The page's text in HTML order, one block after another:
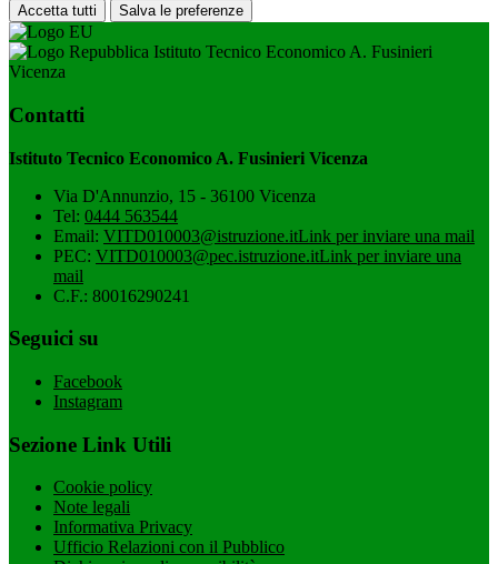
Accetta tutti Salva le preferenze
Istituto Tecnico Economico A. Fusinieri
Vicenza
Contatti
Istituto Tecnico Economico A. Fusinieri Vicenza
Via D'Annunzio, 15 - 36100 Vicenza
Tel: 0444 563544
Email: VITD010003@istruzione.itLink per inviare una mail
PEC: VITD010003@pec.istruzione.itLink per inviare una
mail
C.F.: 80016290241
Seguici su
Facebook
Instagram
Sezione Link Utili
Cookie policy
Note legali
Informativa Privacy
Ufficio Relazioni con il Pubblico